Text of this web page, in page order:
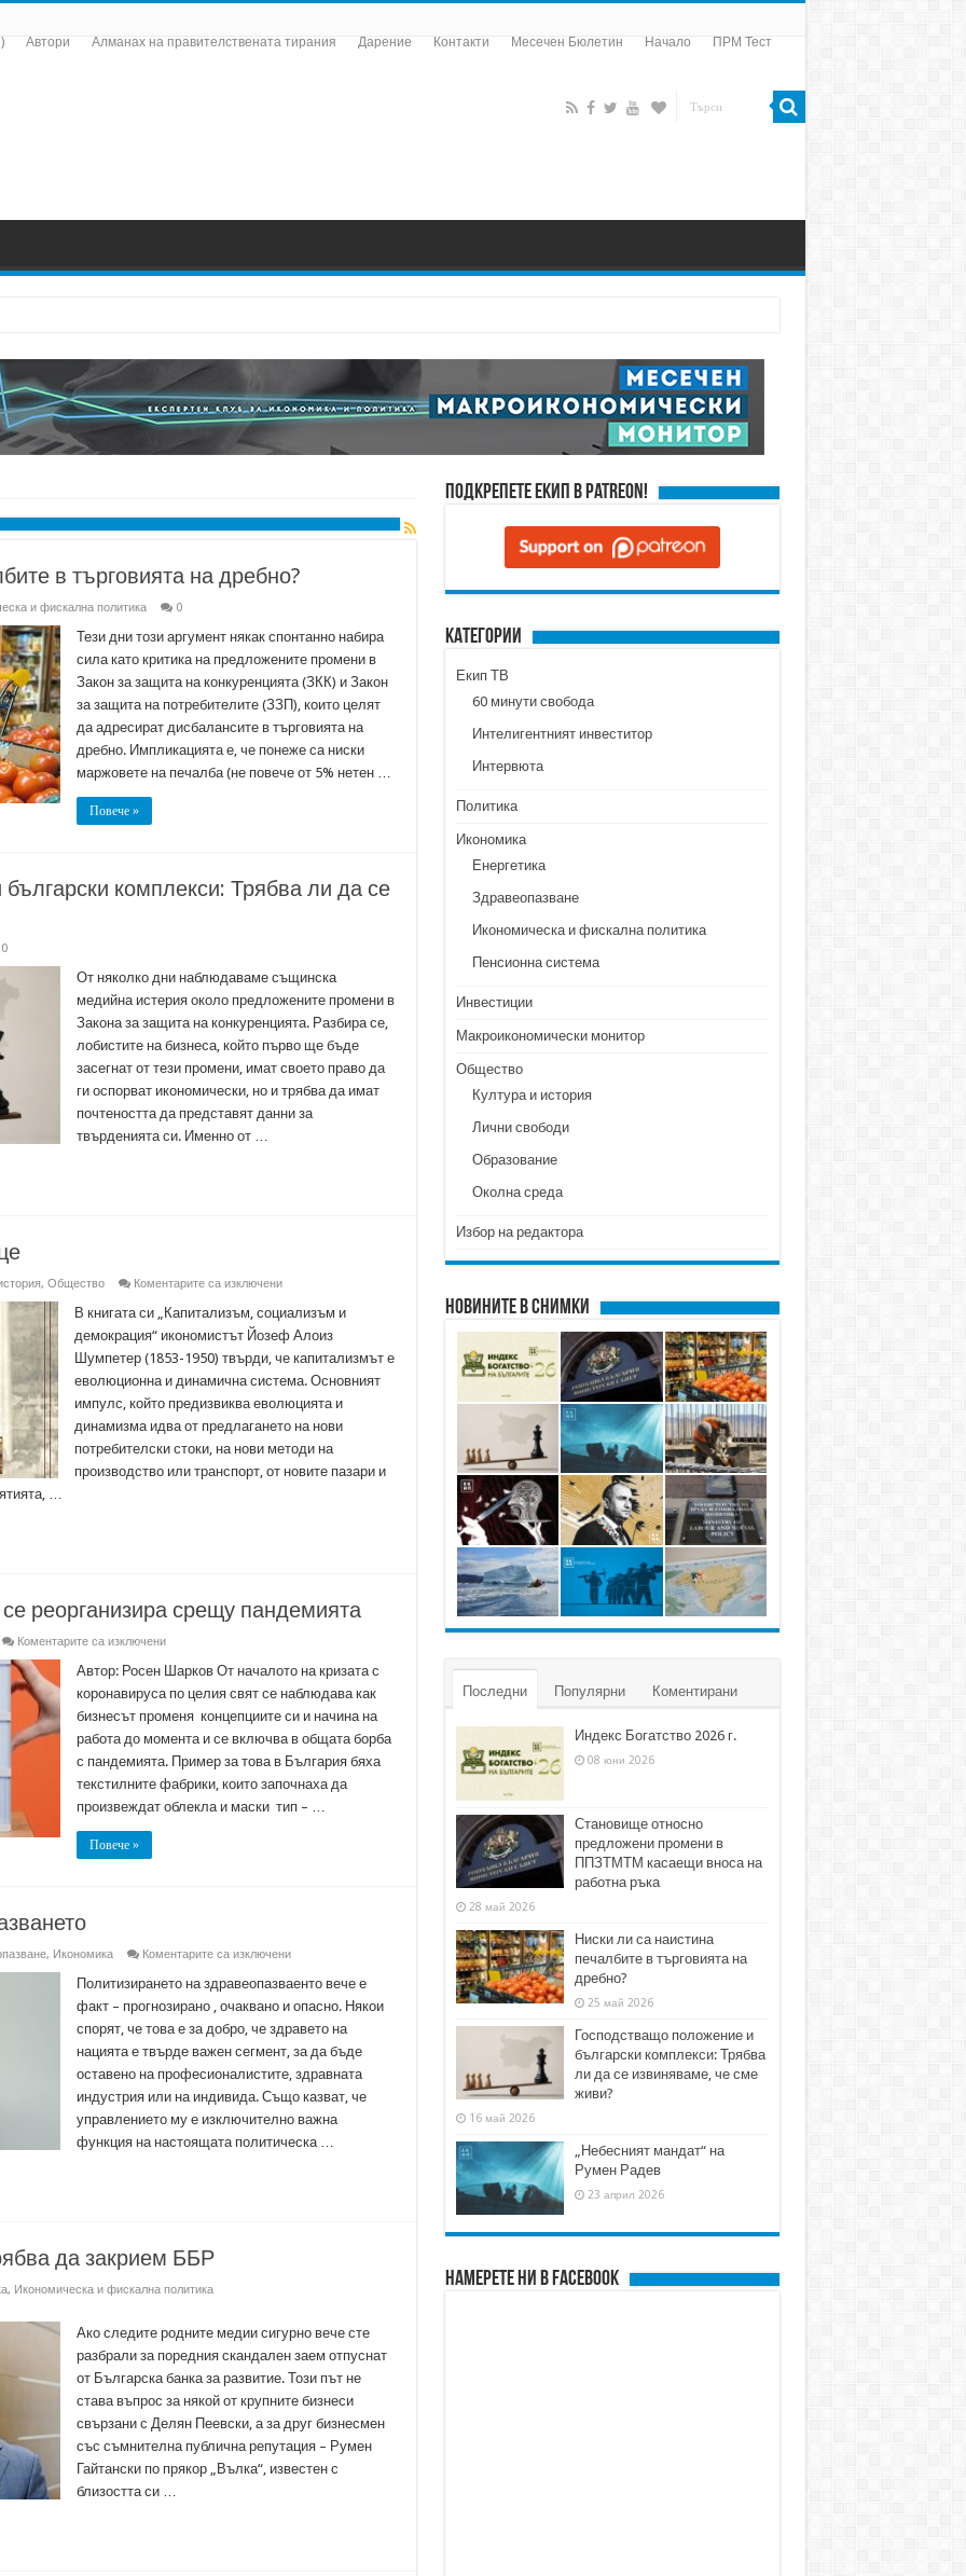
Автори Алманах на правителствената тирания Дарение Контакти Месечен Бюлетин Начало ПРМ Тест
в търговията на дребно?
и фискална политика 0
Тези дни този аргумент някак спонтанно набира
сила като критика на предложените промени в
Закон за защита на конкуренцията (ЗКК) и Закон
за защита на потребителите (ЗЗП), които целят
да адресират дисбалансите в търговията на
дребно. Импликацията е, че понеже са ниски
маржовете на печалба (не повече от 5% нетен …
Повече »
комплекси: Трябва ли да се
0
От няколко дни наблюдаваме същинска
медийна истерия около предложените промени в
Закона за защита на конкуренцията. Разбира се,
лобистите на бизнеса, който първо ще бъде
засегнат от тези промени, имат своето право да
ги оспорват икономически, но и трябва да имат
почтеността да представят данни за
твърденията си. Именно от …
, Общество Коментарите са изключениза
с
лице
В книгата си „Капитализъм, социализъм и
демокрация“ икономистът Йозеф Алоиз
Шумпетер (1853-1950) твърди, че капитализмът е
еволюционна и динамична система. Основният
импулс, който предизвиква еволюцията и
динамизма идва от предлагането на нови
потребителски стоки, на нови методи на
производство или транспорт, от новите пазари и
…
реорганизира срещу пандемията
Коментарите са изключениза
успя
кратко
да
се
реорганизира
срещу
пандемията
Автор: Росен Шарков От началото на кризата с
коронавируса по целия свят се наблюдава как
бизнесът променя концепциите си и начина на
работа до момента и се включва в общата борба
с пандемията. Пример за това в България бяха
текстилните фабрики, които започнаха да
произвеждат облекла и маски тип – …
Повече »
, Икономика Коментарите са изключениза
на
Политизирането на здравеопазваенто вече е
факт – прогнозирано , очаквано и опасно. Някои
спорят, че това е за добро, че здравето на
нацията е твърде важен сегмент, за да бъде
оставено на професионалистите, здравната
индустрия или на индивида. Също казват, че
управлението му е изключително важна
функция на настоящата политическа …
да закрием ББР
, Икономическа и фискална политика
Ако следите родните медии сигурно вече сте
разбрали за поредния скандален заем отпуснат
от Българска банка за развитие. Този път не
става въпрос за някой от крупните бизнеси
свързани с Делян Пеевски, а за друг бизнесмен
със съмнителна публична репутация – Румен
Гайтански по прякор „Вълка“, известен с
близостта си …
Подкрепете ЕКИП в Patreon!
Категории
Екип ТВ
60 минути свобода
Интелигентният инвеститор
Интервюта
Политика
Икономика
Енергетика
Здравеопазване
Икономическа и фискална политика
Пенсионна система
Инвестиции
Макроикономически монитор
Общество
Култура и история
Лични свободи
Образование
Околна среда
Избор на редактора
Новините в снимки
Последни Популярни Коментирани
Индекс Богатство 2026 г.
08 юни 2026
Становище относно
предложени промени в
ППЗТМТМ касаещи вноса на
работна ръка
28 май 2026
Ниски ли са наистина
печалбите в търговията на
дребно?
25 май 2026
Господстващо положение и
български комплекси: Трябва
ли да се извиняваме, че сме
живи?
16 май 2026
„Небесният мандат“ на
Румен Радев
23 април 2026
Намерете ни в FACEBOOK